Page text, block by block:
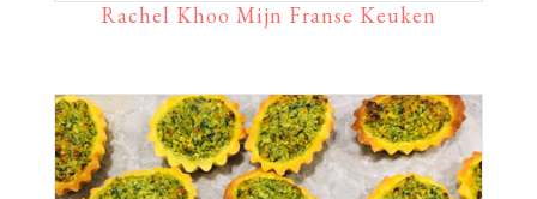
Rachel Khoo Mijn Franse Keuken